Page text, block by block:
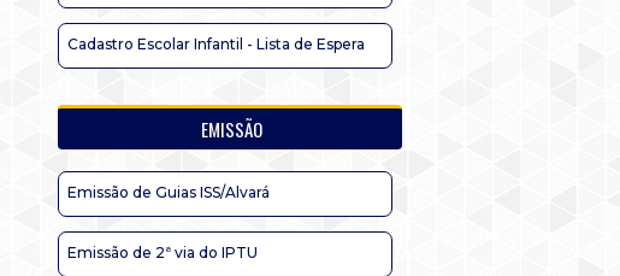
Cadastro Escolar Infantil - Lista de Espera
EMISSÃO
Emissão de Guias ISS/Alvará
Emissão de 2ª via do IPTU